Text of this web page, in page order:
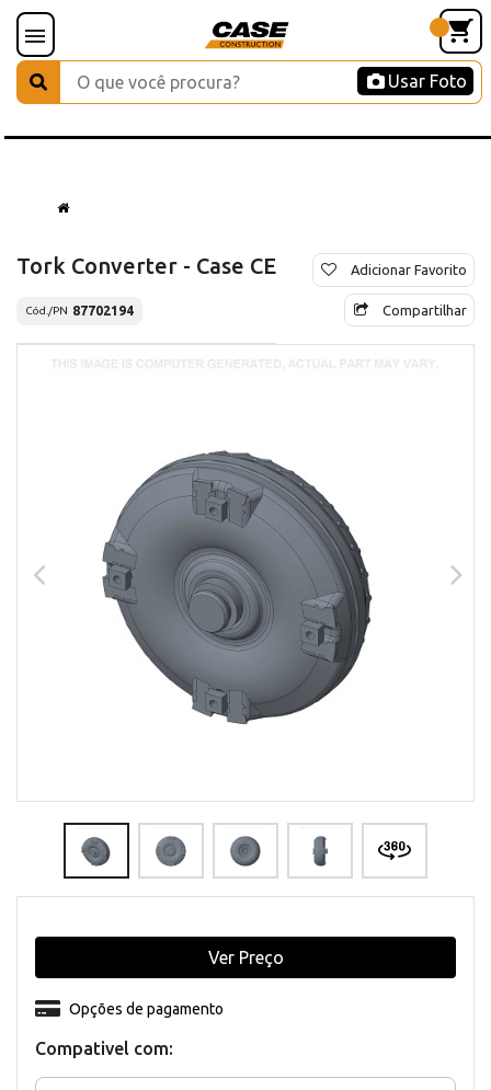
Usar Foto
Tork Converter - Case CE
Cód./PN 87702194
Adicionar Favorito
Compartilhar
Compativel com:
Opções de pagamento
Ver Preço